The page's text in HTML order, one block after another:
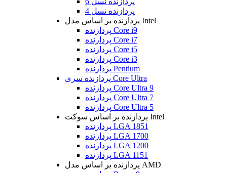
پردازنده نسل 4
پردازنده بر اساس مدل Intel
پردازنده Core i9
پردازنده Core i7
پردازنده Core i5
پردازنده Core i3
پردازنده Pentium
پردازنده سری Core Ultra
پردازنده Core Ultra 9
پردازنده Core Ultra 7
پردازنده Core Ultra 5
پردازنده بر اساس سوکت Intel
پردازنده LGA 1851
پردازنده LGA 1700
پردازنده LGA 1200
پردازنده LGA 1151
پردازنده بر اساس مدل AMD